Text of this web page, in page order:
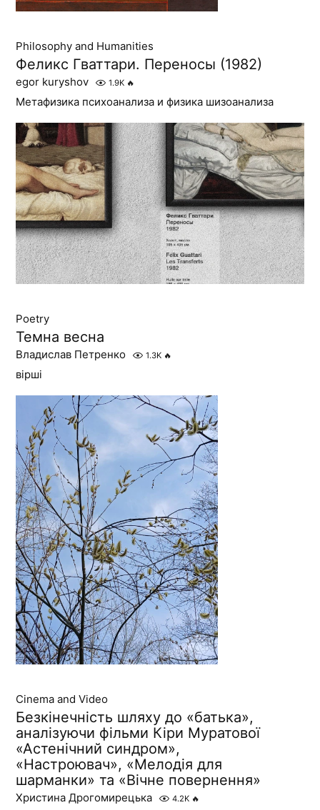
Philosophy and Humanities
Феликс Гваттари. Переносы (1982)
egor kuryshov 1.9K 🔥
Метафизика психоанализа и физика шизоанализа
Poetry
Темна весна
Владислав Петренко 1.3K 🔥
вірші
Cinema and Video
Безкінечність шляху до «батька»,
аналізуючи фільми Кіри Муратової
«Астенічний синдром»,
«Настроювач», «Мелодія для
шарманки» та «Вічне повернення»
Христина Дрогомирецька 4.2K 🔥